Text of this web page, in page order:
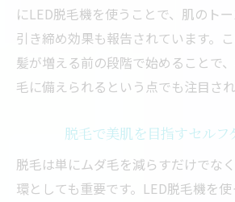
にLED脱毛機を使うことで、肌のト
引き締め効果も報告されています。
髪が増える前の段階で始めることで
毛に備えられるという点でも注目され
脱毛で美肌を目指すセルフ
脱毛は単にムダ毛を減らすだけでな
環としても重要です。LED脱毛機を